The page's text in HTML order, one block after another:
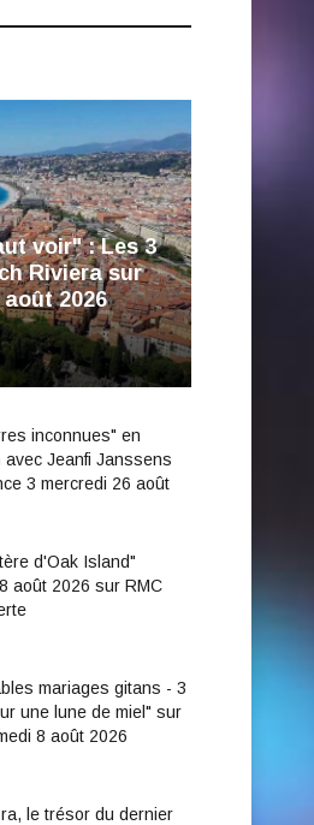
voir" : Les 3
Riviera sur
2026
inconnues" en
avec Jeanfi Janssens
3 mercredi 26 août
d'Oak Island"
août 2026 sur RMC
mariages gitans - 3
une lune de miel" sur
8 août 2026
le trésor du dernier